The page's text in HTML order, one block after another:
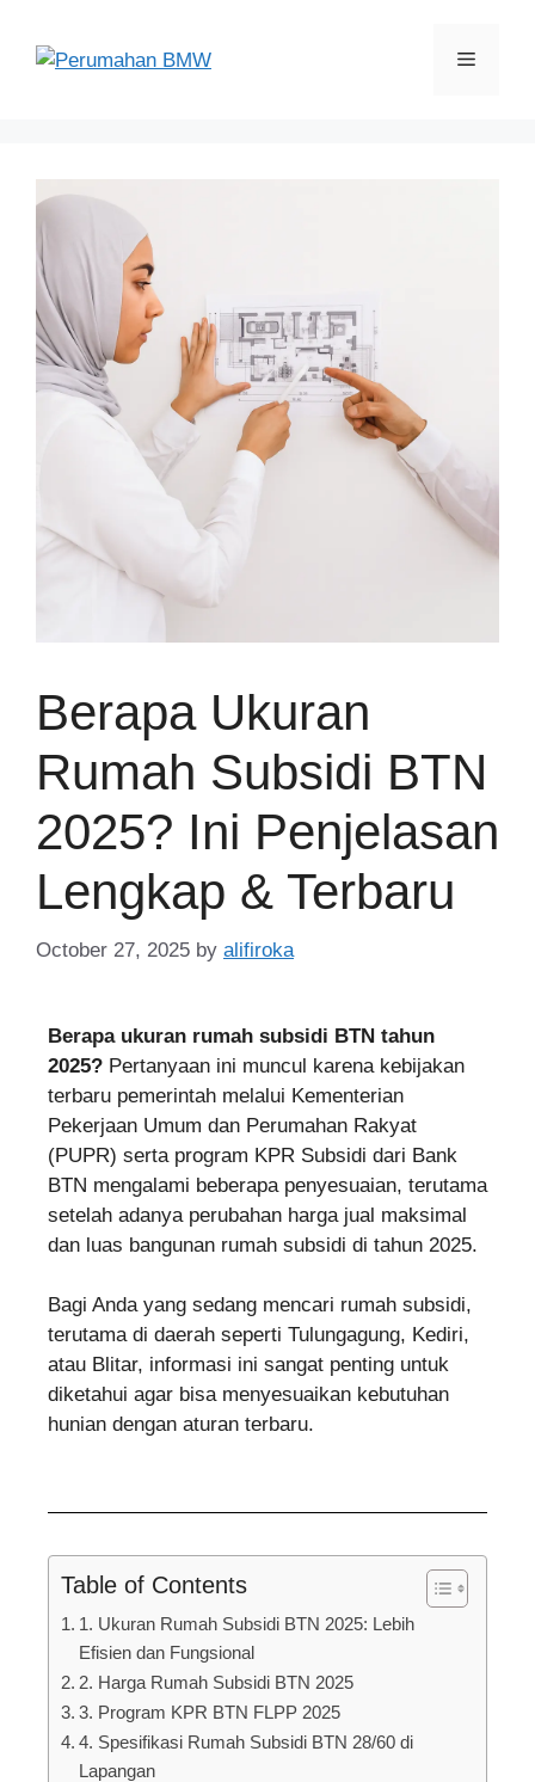
Berapa Ukuran
Rumah Subsidi BTN
2025? Ini Penjelasan
Lengkap & Terbaru
October 27, 2025 by alifiroka
Berapa ukuran rumah subsidi BTN tahun
2025? Pertanyaan ini muncul karena kebijakan
terbaru pemerintah melalui Kementerian
Pekerjaan Umum dan Perumahan Rakyat
(PUPR) serta program KPR Subsidi dari Bank
BTN mengalami beberapa penyesuaian, terutama
setelah adanya perubahan harga jual maksimal
dan luas bangunan rumah subsidi di tahun 2025.
Bagi Anda yang sedang mencari rumah subsidi,
terutama di daerah seperti Tulungagung, Kediri,
atau Blitar, informasi ini sangat penting untuk
diketahui agar bisa menyesuaikan kebutuhan
hunian dengan aturan terbaru.
Table of Contents
1. Ukuran Rumah Subsidi BTN 2025: Lebih
Efisien dan Fungsional
2. Harga Rumah Subsidi BTN 2025
3. Program KPR BTN FLPP 2025
4. Spesifikasi Rumah Subsidi BTN 28/60 di
Lapangan